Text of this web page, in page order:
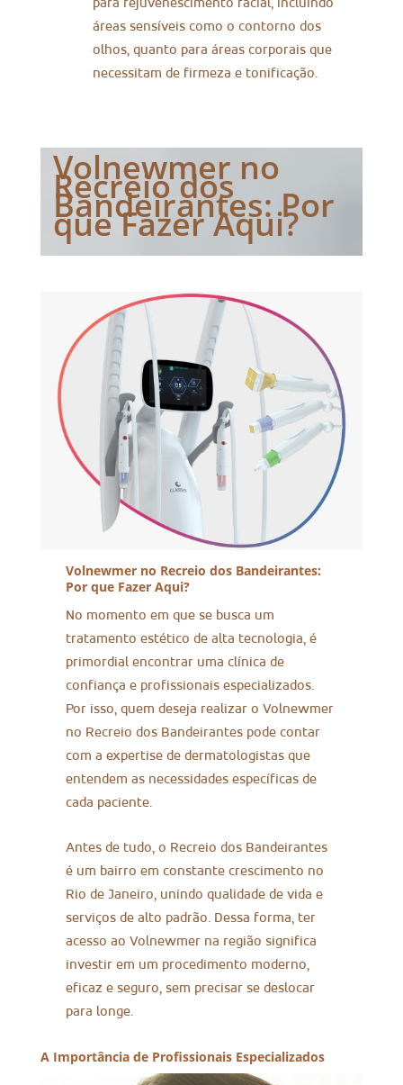
áreas sensíveis como o contorno dos
olhos, quanto para áreas corporais que
necessitam de firmeza e tonificação.
Volnewmer no
Recreio dos
Bandeirantes: Por
que Fazer Aqui?
Volnewmer no Recreio dos Bandeirantes:
Por que Fazer Aqui?
No momento em que se busca um
tratamento estético de alta tecnologia, é
primordial encontrar uma clínica de
confiança e profissionais especializados.
Por isso, quem deseja realizar o Volnewmer
no Recreio dos Bandeirantes pode contar
com a expertise de dermatologistas que
entendem as necessidades específicas de
cada paciente.
Antes de tudo, o Recreio dos Bandeirantes
é um bairro em constante crescimento no
Rio de Janeiro, unindo qualidade de vida e
serviços de alto padrão. Dessa forma, ter
acesso ao Volnewmer na região significa
investir em um procedimento moderno,
eficaz e seguro, sem precisar se deslocar
para longe.
A Importância de Profissionais Especializados